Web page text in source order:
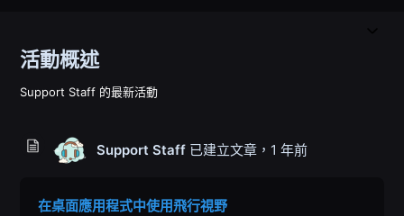
活動概述
Support Staff 的最新活動
Support Staff 已建立文章， 1 年前
在桌面應用程式中使用飛行視野